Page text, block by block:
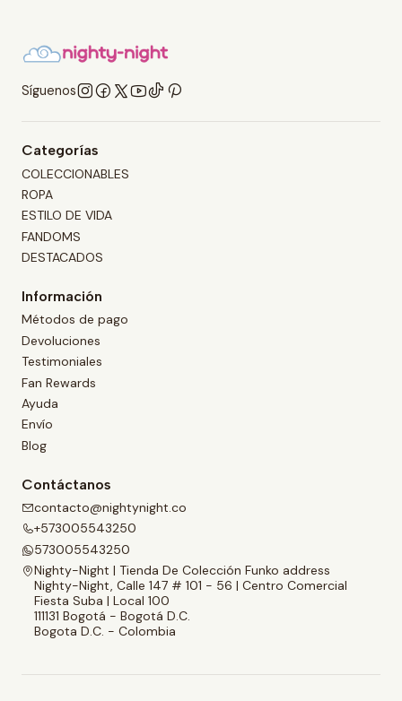
Síguenos
Categorías
COLECCIONABLES
ROPA
ESTILO DE VIDA
FANDOMS
DESTACADOS
Información
Métodos de pago
Devoluciones
Testimoniales
Fan Rewards
Ayuda
Envío
Blog
Contáctanos
contacto@nightynight.co
+573005543250
573005543250
Nighty-Night | Tienda De Colección Funko address
Nighty-Night, Calle 147 # 101 - 56 | Centro Comercial
Fiesta Suba | Local 100
111131 Bogotá - Bogotá D.C.
Bogota D.C. - Colombia